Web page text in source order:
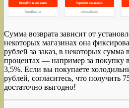
Сумма возврата зависит от
некоторых магазинах она
рублей за заказ, в некоторых сумма
процентах — например за покупку
3,5%. Если вы покупаете
рублей, согласитесь, что получить
достаточно выгодно!